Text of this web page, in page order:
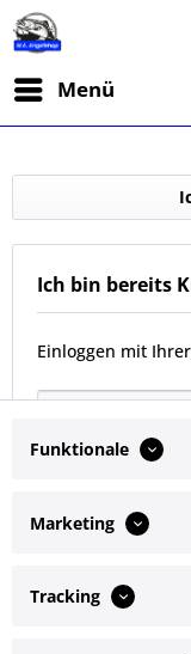
Menü
Ich bin bereits
Einloggen mit
Passwort vergessen?
Funktionale
Marketing
Tracking